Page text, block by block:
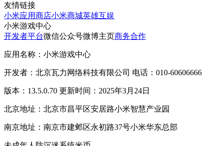
友情链接
小米应用商店小米商城英雄互娱
小米游戏中心
开发者平台微信公众号微博主页商务合作
应用名称：小米游戏中心
开发者：北京瓦力网络科技有限公司 电话：010-60606666
版本：13.5.0.70 更新时间：2025年3月24日
北京地址：北京市昌平区安居路小米智慧产业园
南京地址：南京市建邺区永初路37号小米华东总部